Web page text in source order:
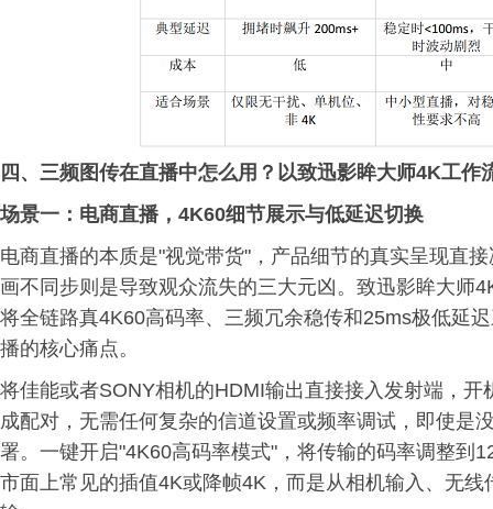
四、三频图传在直播中怎么用？以致迅影眸大师4K工作
场景一：电商直播，4K60细节展示与低延迟切换
电商直播的本质是"视觉带货"，产品细节的真实呈现直
画不同步则是导致观众流失的三大元凶。致迅影眸大师
将全链路真4K60高码率、三频冗余稳传和25ms极低延
播的核心痛点。
将佳能或者SONY相机的HDMI输出直接接入发射端，
成配对，无需任何复杂的信道设置或频率调试，即使是
署。一键开启"4K60高码率模式"，将传输的码率调整到
市面上常见的插值4K或降帧4K，而是从相机输入、无